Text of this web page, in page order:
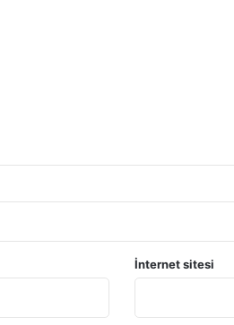
İnternet sitesi